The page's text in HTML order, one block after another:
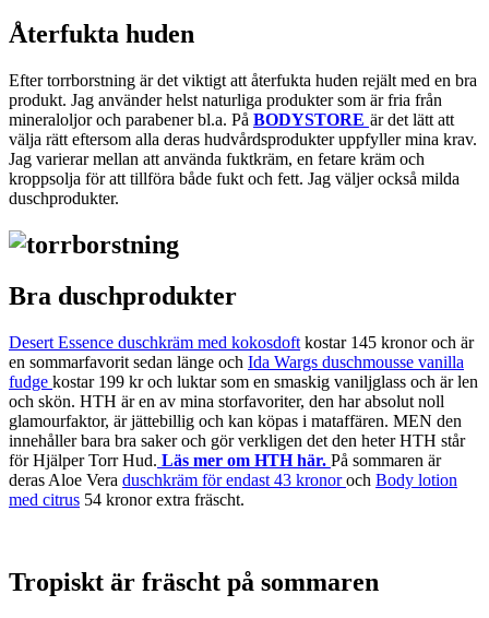
Återfukta huden
Efter torrborstning är det viktigt att återfukta huden rejält med en bra
produkt. Jag använder helst naturliga produkter som är fria från
mineraloljor och parabener bl.a. På BODYSTORE är det lätt att
välja rätt eftersom alla deras hudvårdsprodukter uppfyller mina krav.
Jag varierar mellan att använda fuktkräm, en fetare kräm och
kroppsolja för att tillföra både fukt och fett. Jag väljer också milda
duschprodukter.
Bra duschprodukter
Desert Essence duschkräm med kokosdoft kostar 145 kronor och är
en sommarfavorit sedan länge och Ida Wargs duschmousse vanilla
fudge kostar 199 kr och luktar som en smaskig vaniljglass och är len
och skön. HTH är en av mina storfavoriter, den har absolut noll
glamourfaktor, är jättebillig och kan köpas i mataffären. MEN den
innehåller bara bra saker och gör verkligen det den heter HTH står
för Hjälper Torr Hud. Läs mer om HTH här. På sommaren är
deras Aloe Vera duschkräm för endast 43 kronoroch Body lotion
med citrus 54 kronor extra fräscht.
Tropiskt är fräscht på sommaren